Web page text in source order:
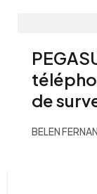
de
BELEN